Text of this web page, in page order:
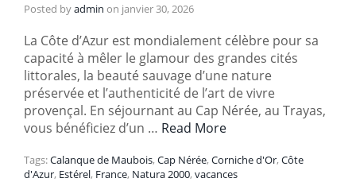
Posted byadmin on janvier 30, 2026
La Côte d’Azur est mondialement célèbre pour sa
capacité à mêler le glamour des grandes cités
littorales, la beauté sauvage d’une nature
préservée et l’authenticité de l’art de vivre
provençal. En séjournant au Cap Nérée, au Trayas,
vous bénéficiez d’un … Read More
Tags:Calanque de Maubois, Cap Nérée, Corniche d'Or, Côte
d'Azur, Estérel, France, Natura 2000, vacances